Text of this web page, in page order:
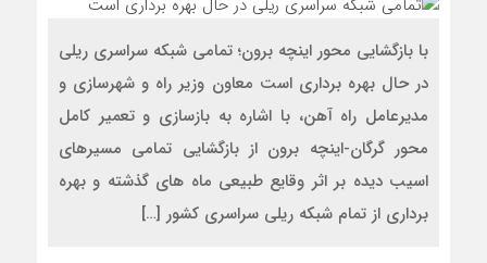
با بازگشایی محور اینچه برون؛ تمامی شبکه سراسری ریلی
در حال بهره برداری است معاون وزیر راه و شهرسازی و
مدیرعامل راه آهن، با اشاره به بازسازی و تعمیر کامل
محور گرگان-اینچه برون از بازگشایی تمامی مسیرهای
اسیب دیده بر اثر وقایع طبیعی ماه های گذشته و بهره
برداری از تمام شبکه ریلی سراسری کشور […]